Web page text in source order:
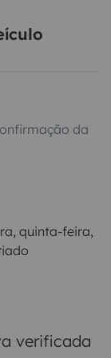
da
quinta-feira,
verificada